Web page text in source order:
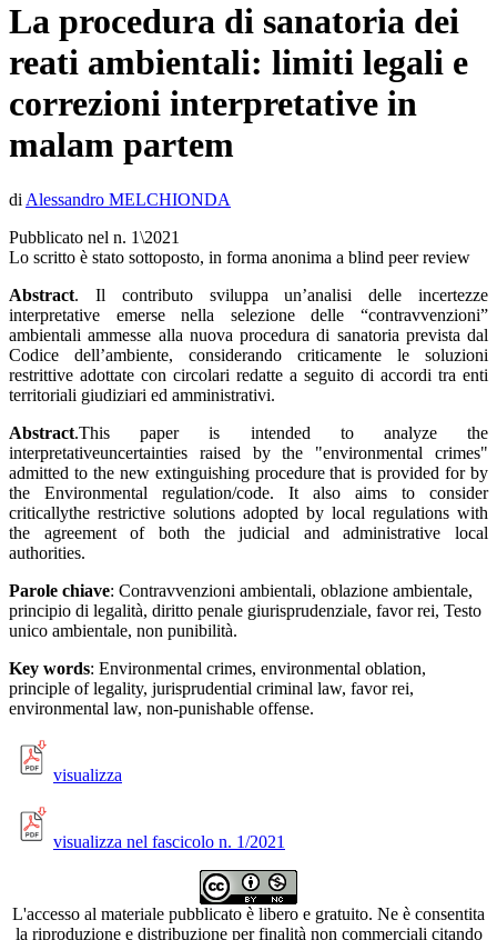
La procedura di sanatoria dei
reati ambientali: limiti legali e
correzioni interpretative in
malam partem
di Alessandro MELCHIONDA
Pubblicato nel n. 1\2021
Lo scritto è stato sottoposto, in forma anonima a blind peer review
Abstract. Il contributo sviluppa un’analisi delle incertezze
interpretative emerse nella selezione delle “contravvenzioni”
ambientali ammesse alla nuova procedura di sanatoria prevista dal
Codice dell’ambiente, considerando criticamente le soluzioni
restrittive adottate con circolari redatte a seguito di accordi tra enti
territoriali giudiziari ed amministrativi.
Abstract.This paper is intended to analyze the
interpretativeuncertainties raised by the "environmental crimes"
admitted to the new extinguishing procedure that is provided for by
the Environmental regulation/code. It also aims to consider
criticallythe restrictive solutions adopted by local regulations with
the agreement of both the judicial and administrative local
authorities.
Parole chiave: Contravvenzioni ambientali, oblazione ambientale,
principio di legalità, diritto penale giurisprudenziale, favor rei, Testo
unico ambientale, non punibilità.
Key words: Environmental crimes, environmental oblation,
principle of legality, jurisprudential criminal law, favor rei,
environmental law, non-punishable offense.
visualizza
visualizza nel fascicolo n. 1/2021
L'accesso al materiale pubblicato è libero e gratuito. Ne è consentita
la riproduzione e distribuzione per finalità non commerciali citando